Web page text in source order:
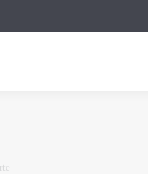
hier: